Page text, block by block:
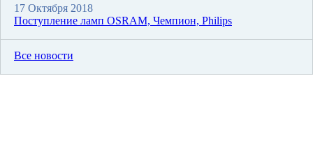
17 Октября 2018
Поступление ламп OSRAM, Чемпион, Philips
Все новости